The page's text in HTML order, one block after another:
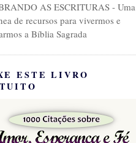
AS ESCRITURAS - Uma
de recursos para vivermos e
a Bíblia Sagrada
ESTE LIVRO